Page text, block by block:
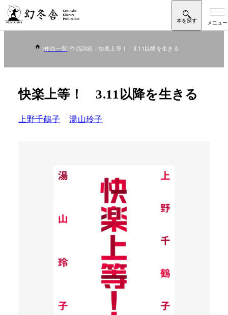
作品一覧 作品詳細：快楽上等！ 3.11以降を生きる
快楽上等！ 3.11以降を生きる
上野千鶴子 湯山玲子